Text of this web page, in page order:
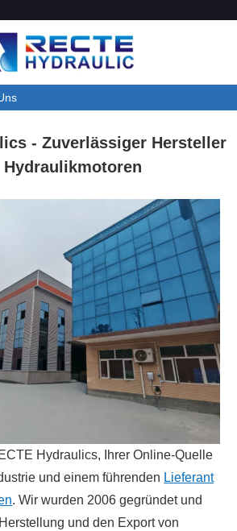
- Zuverlässiger Hersteller
Hydraulikmotoren
Hydraulics, Ihrer Online-Quelle
und einem führenden Lieferant
. Wir wurden 2006 gegründet und
und den Export von